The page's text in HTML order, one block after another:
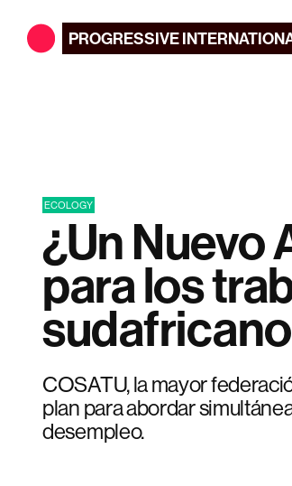
PROGRESSIVE
ECOLOGY
¿Un Nuevo
para los
COSATU, la mayor
plan para abordar
desempleo.